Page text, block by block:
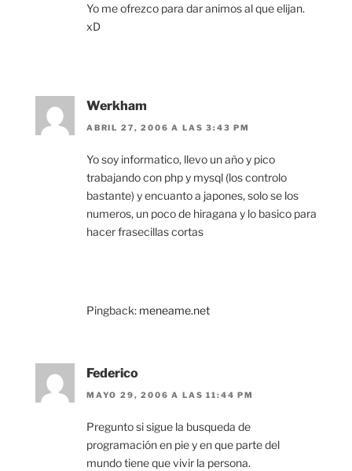
Yo me ofrezco para dar animos al que elijan.
xD
Werkham
ABRIL 27, 2006 A LAS 3:43 PM
Yo soy informatico, llevo un año y pico
trabajando con php y mysql (los controlo
bastante) y encuanto a japones, solo se los
numeros, un poco de hiragana y lo basico para
hacer frasecillas cortas
Pingback: meneame.net
Federico
MAYO 29, 2006 A LAS 11:44 PM
Pregunto si sigue la busqueda de
programación en pie y en que parte del
mundo tiene que vivir la persona.